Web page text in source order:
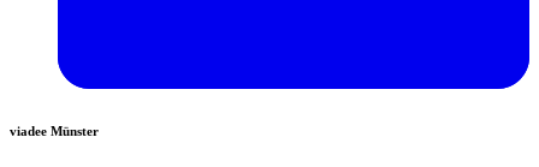
viadee Münster